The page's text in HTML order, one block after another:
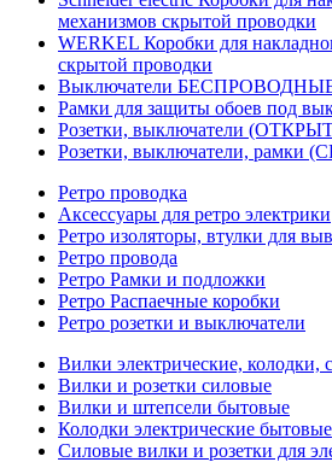
механизмов скрытой проводки
WERKEL Коробки для
скрытой проводки
Выключатели
Рамки для защиты обоев под
Розетки, выключатели
Розетки, выключатели, рамки
Ретро проводка
Аксессуары для ретро электрики
Ретро изоляторы, втулки для
Ретро провода
Ретро Рамки и подложки
Ретро Распаечные коробки
Ретро розетки и выключатели
Вилки электрические, колодки,
Вилки и розетки силовые
Вилки и штепсели бытовые
Колодки электрические бытовые
Силовые вилки и розетки для